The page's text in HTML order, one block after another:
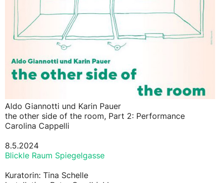
Aldo Giannotti und Karin Pauer
the other side of the room, Part 2: Performance
Carolina Cappelli
8.5.2024
Blickle Raum Spiegelgasse
Kuratorin: Tina Schelle